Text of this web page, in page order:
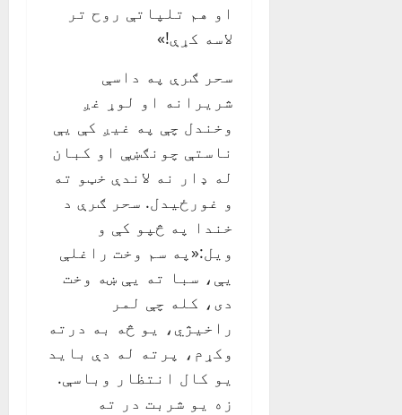
او هم تلپاتې روح تر
لاسه کړې!»
سحر ګرې په داسې
شریرانه او لوړ غږ
وخندل چې په غیږ کې یې
ناستې چونګښې او کبان
له ډار نه لاندې خټو ته
و غورځیدل. سحر ګرې د
خندا په څپو کې و
ویل:«په سم وخت راغلې
یې، سبا ته یې ښه وخت
دی، کله چې لمر
راخیژي، یو څه به درته
وکړم، پرته له دې باید
یو کال انتظار وباسې.
زه یو شربت در ته